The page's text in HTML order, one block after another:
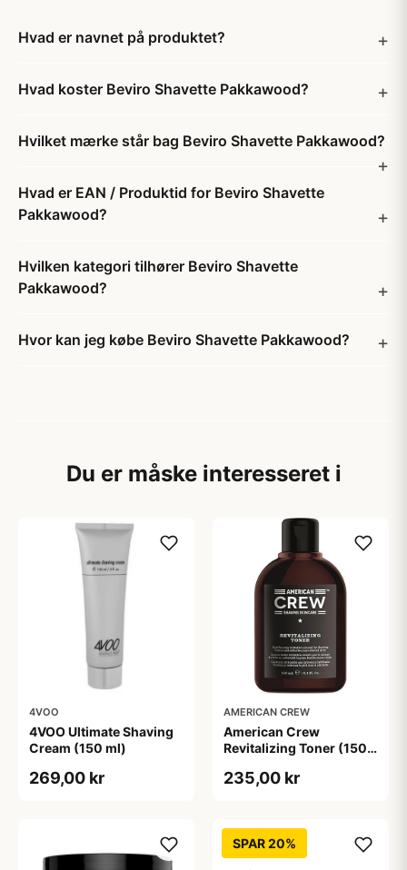
Hvad er navnet på produktet?
Hvad koster Beviro Shavette Pakkawood?
Hvilket mærke står bag Beviro Shavette Pakkawood?
Hvad er EAN / Produktid for Beviro Shavette
Pakkawood?
Hvilken kategori tilhører Beviro Shavette
Pakkawood?
Hvor kan jeg købe Beviro Shavette Pakkawood?
Du er måske interesseret i
4VOO
4VOO Ultimate Shaving
Cream (150 ml)
269,00 kr
AMERICAN CREW
American Crew
Revitalizing Toner (150
235,00 kr
SPAR 20%